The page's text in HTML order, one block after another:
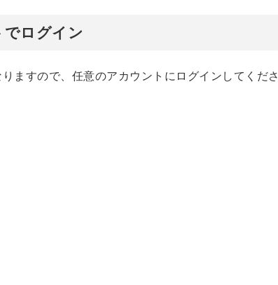
ログイン
ますので、任意のアカウントにログインしてくださ